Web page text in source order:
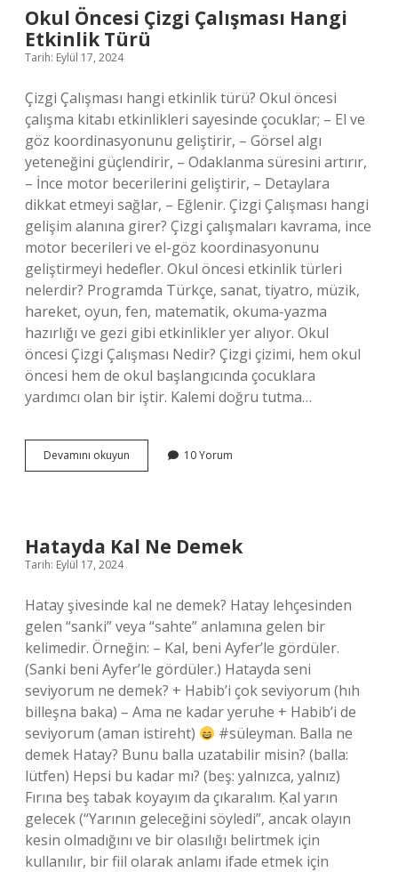
Okul Öncesi Çizgi Çalışması Hangi
Etkinlik Türü
Tarih: Eylül 17, 2024
Çizgi Çalışması hangi etkinlik türü? Okul öncesi
çalışma kitabı etkinlikleri sayesinde çocuklar; – El ve
göz koordinasyonunu geliştirir, – Görsel algı
yeteneğini güçlendirir, – Odaklanma süresini artırır,
– İnce motor becerilerini geliştirir, – Detaylara
dikkat etmeyi sağlar, – Eğlenir. Çizgi Çalışması hangi
gelişim alanına girer? Çizgi çalışmaları kavrama, ince
motor becerileri ve el-göz koordinasyonunu
geliştirmeyi hedefler. Okul öncesi etkinlik türleri
nelerdir? Programda Türkçe, sanat, tiyatro, müzik,
hareket, oyun, fen, matematik, okuma-yazma
hazırlığı ve gezi gibi etkinlikler yer alıyor. Okul
öncesi Çizgi Çalışması Nedir? Çizgi çizimi, hem okul
öncesi hem de okul başlangıcında çocuklara
yardımcı olan bir iştir. Kalemi doğru tutma…
Devamını okuyun
Öncesi
Türü
10 Yorum
Hatayda Kal Ne Demek
Tarih: Eylül 17, 2024
Hatay şivesinde kal ne demek? Hatay lehçesinden
gelen “sanki” veya “sahte” anlamına gelen bir
kelimedir. Örneğin: – Kal, beni Ayfer’le gördüler.
(Sanki beni Ayfer’le gördüler.) Hatayda seni
seviyorum ne demek? + Habib’i çok seviyorum (hıh
billeşna baka) – Ama ne kadar yeruhe + Habib’i de
seviyorum (aman istireht)
#süleyman. Balla ne
demek Hatay? Bunu balla uzatabilir misin? (balla:
lütfen) Hepsi bu kadar mı? (beş: yalnızca, yalnız)
Fırına beş tabak koyayım da çıkaralım. Ḳal yarın
gelecek (“Yarının geleceğini söyledi”, ancak olayın
kesin olmadığını ve bir olasılığı belirtmek için
kullanılır, bir fiil olarak anlamı ifade etmek için